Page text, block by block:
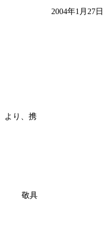
2004年1月27日
より、携
敬具